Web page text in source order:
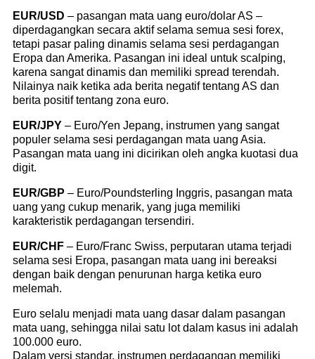
EUR/USD – pasangan mata uang euro/dolar AS –
diperdagangkan secara aktif selama semua sesi forex,
tetapi pasar paling dinamis selama sesi perdagangan
Eropa dan Amerika. Pasangan ini ideal untuk scalping,
karena sangat dinamis dan memiliki spread terendah.
Nilainya naik ketika ada berita negatif tentang AS dan
berita positif tentang zona euro.
EUR/JPY – Euro/Yen Jepang, instrumen yang sangat
populer selama sesi perdagangan mata uang Asia.
Pasangan mata uang ini dicirikan oleh angka kuotasi dua
digit.
EUR/GBP – Euro/Poundsterling Inggris, pasangan mata
uang yang cukup menarik, yang juga memiliki
karakteristik perdagangan tersendiri.
EUR/CHF – Euro/Franc Swiss, perputaran utama terjadi
selama sesi Eropa, pasangan mata uang ini bereaksi
dengan baik dengan penurunan harga ketika euro
melemah.
Euro selalu menjadi mata uang dasar dalam pasangan
mata uang, sehingga nilai satu lot dalam kasus ini adalah
100.000 euro.
Dalam versi standar, instrumen perdagangan memiliki